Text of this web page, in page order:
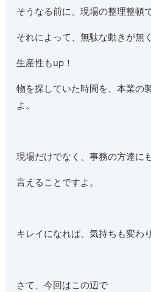
そうなる前に、現場の整理整頓
それによって、無駄な動きが無
生産性もup！
物を探していた時間を、本業の
よ。
現場だけでなく、事務の方達に
言えることですよ。
キレイになれば、気持ちも変わ
さて、今回はこの辺で